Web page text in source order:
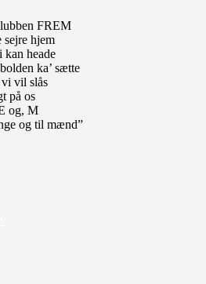
FREM
sejre hjem
heade
ka’ sætte
vil slås
på os
og, M
og til mænd”